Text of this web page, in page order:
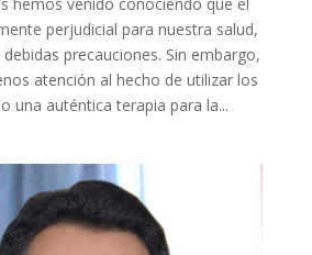
hemos venido conociendo que el
perjudicial para nuestra salud,
precauciones. Sin embargo,
atención al hecho de utilizar los
una auténtica terapia para la...